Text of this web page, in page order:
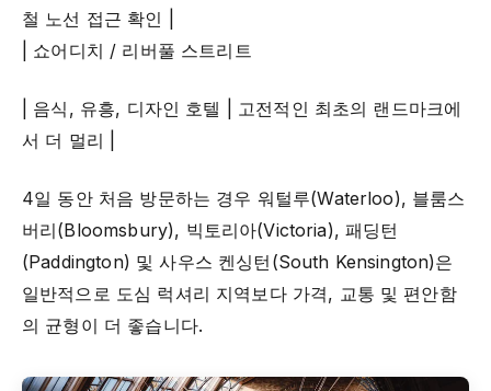
철 노선 접근 확인 |
| 쇼어디치 / 리버풀 스트리트
| 음식, 유흥, 디자인 호텔 | 고전적인 최초의 랜드마크에
서 더 멀리 |
4일 동안 처음 방문하는 경우 워털루(Waterloo), 블룸스
버리(Bloomsbury), 빅토리아(Victoria), 패딩턴
(Paddington) 및 사우스 켄싱턴(South Kensington)은
일반적으로 도심 럭셔리 지역보다 가격, 교통 및 편안함
의 균형이 더 좋습니다.